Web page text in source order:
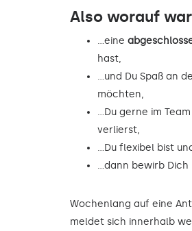
Also worauf
…eine
hast,
…und Du Spaß an
möchten,
…Du gerne im
verlierst,
…Du flexibel bist
…dann bewirb Dich
Wochenlang auf eine
meldet sich innerhalb